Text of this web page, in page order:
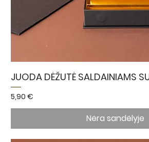
JUODA DĖŽUTĖ SALDAINIAMS
Kaina
5,90 €
Nėra sandėlyje